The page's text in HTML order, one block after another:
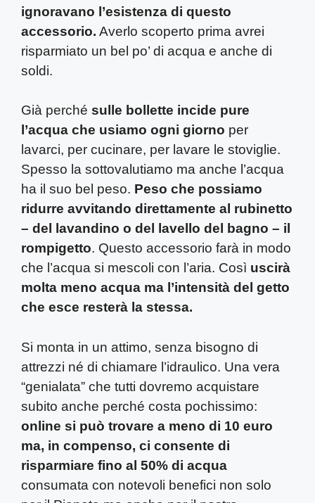
ignoravano l’esistenza di questo
accessorio. Averlo scoperto prima avrei
risparmiato un bel po’ di acqua e anche di
soldi.
Già perché sulle bollette incide pure
l’acqua che usiamo ogni giorno per
lavarci, per cucinare, per lavare le stoviglie.
Spesso la sottovalutiamo ma anche l’acqua
ha il suo bel peso. Peso che possiamo
ridurre avvitando direttamente al rubinetto
– del lavandino o del lavello del bagno – il
rompigetto. Questo accessorio farà in modo
che l’acqua si mescoli con l’aria. Così uscirà
molta meno acqua ma l’intensità del getto
che esce resterà la stessa.
Si monta in un attimo, senza bisogno di
attrezzi né di chiamare l’idraulico. Una vera
“genialata” che tutti dovremo acquistare
subito anche perché costa pochissimo:
online si può trovare a meno di 10 euro
ma, in compenso, ci consente di
risparmiare fino al 50% di acqua
consumata con notevoli benefici non solo